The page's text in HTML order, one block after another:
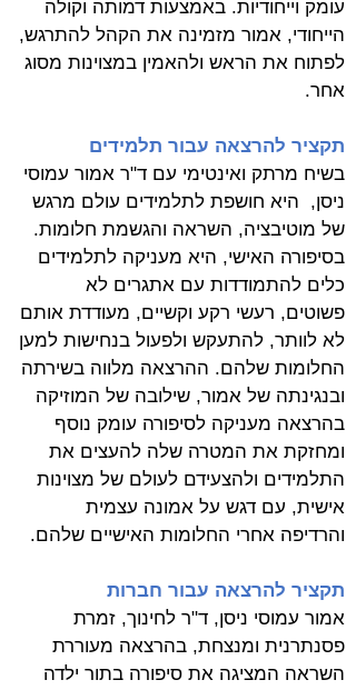
עומק וייחודיות. באמצעות דמותה וקולה
הייחודי, אמור מזמינה את הקהל להתרגש,
לפתוח את הראש ולהאמין במצוינות מסוג
אחר.
תקציר להרצאה עבור תלמידים
בשיח מרתק ואינטימי עם ד"ר אמור עמוסי
ניסן,  היא חושפת לתלמידים עולם מרגש
של מוטיבציה, השראה והגשמת חלומות.
בסיפורה האישי, היא מעניקה לתלמידים
כלים להתמודדות עם אתגרים לא
פשוטים, רעשי רקע וקשיים, מעודדת אותם
לא לוותר, להתעקש ולפעול בנחישות למען
החלומות שלהם. ההרצאה מלווה בשירתה
ובנגינתה של אמור, שילובה של המוזיקה
בהרצאה מעניקה לסיפורה עומק נוסף
ומחזקת את המטרה שלה להעצים את
התלמידים ולהצעידם לעולם של מצוינות
אישית, עם דגש על אמונה עצמית
והרדיפה אחרי החלומות האישיים שלהם.
תקציר להרצאה עבור חברות
אמור עמוסי ניסן, ד"ר לחינוך, זמרת
פסנתרנית ומנצחת, בהרצאה מעוררת
השראה המציגה את סיפורה בתור ילדה